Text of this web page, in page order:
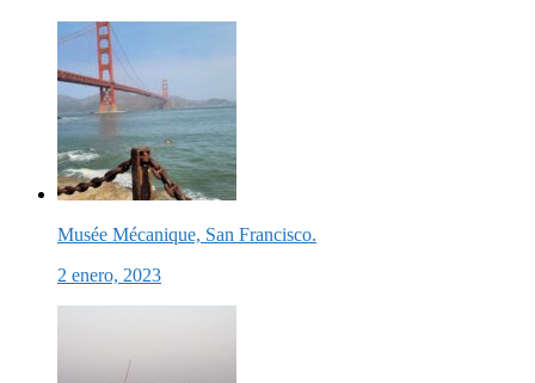
Musée Mécanique, San Francisco.
2 enero, 2023